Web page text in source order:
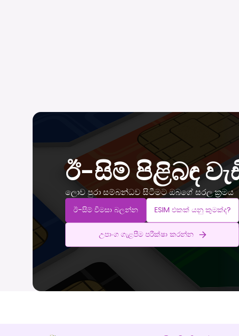
ඊ-සිම් පිළිබඳ
ලොව පුරා සම්බන්ධව සිටීමට ඔබගේ සරල ක්‍රමය
ඊ-සිම් විමසා බලන්න ESIM එකක් යනු කුමක්ද?
උපාංග ගැළපීම පරීක්ෂා කරන්න